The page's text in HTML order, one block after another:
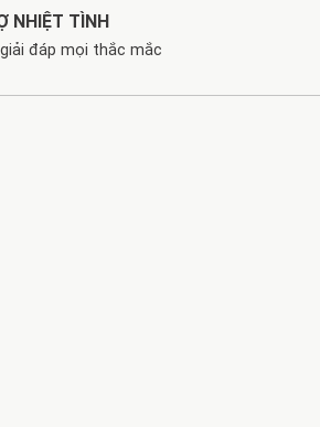
NHIỆT TÌNH
đáp mọi thắc mắc